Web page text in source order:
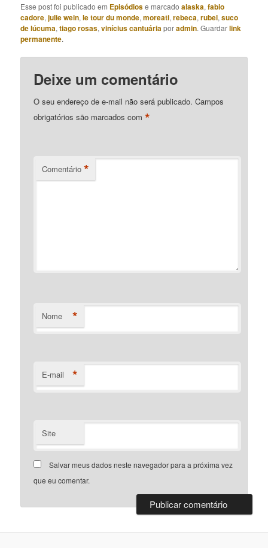
Esse post foi publicado em Episódiose marcadoalaska,fabio
cadore,julie wein,le tour du monde,moreati,rebeca,rubel,suco
de lúcuma,tiago rosas,vinícius cantuáriaporadmin. Guardarlink
permanente.
Deixe um comentário
O seu endereço de e-mail não será publicado. Campos
obrigatórios são marcados com*
Comentário *
Nome *
E-mail *
Site
Salvar meus dados neste navegador para a próxima vez
que eu comentar.